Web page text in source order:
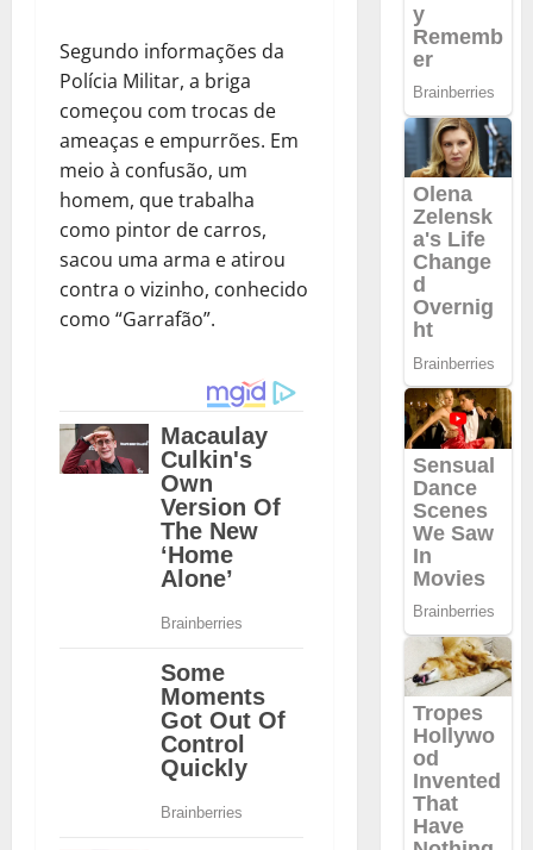
Segundo informações da
Polícia Militar, a briga
começou com trocas de
ameaças e empurrões. Em
meio à confusão, um
homem, que trabalha
como pintor de carros,
sacou uma arma e atirou
contra o vizinho, conhecido
como “Garrafão”.